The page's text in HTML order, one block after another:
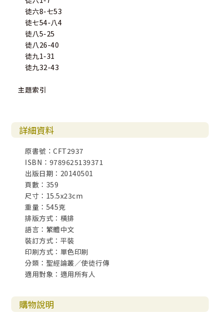
徒六8-七53
徒七54-八4
徒八5-25
徒八26-40
徒九1-31
徒九32-43
主題索引
詳細資料
原書號：CFT2937
ISBN：9789625139371
出版日期：20140501
頁數：359
尺寸：15.5x23cm
重量：545克
排版方式：橫排
語言：繁體中文
裝訂方式：平裝
印刷方式：單色印刷
分類：聖經論叢／使徒行傳
適用對象：適用所有人
購物說明